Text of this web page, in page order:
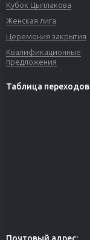
Кубок Цыплакова
Женская лига
Церемония закрытия
Квалификационные
предложения
Таблица переходов